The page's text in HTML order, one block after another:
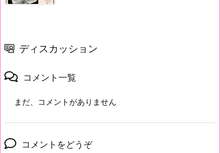
ディスカッション
コメント一覧
まだ、コメントがありません
コメントをどうぞ